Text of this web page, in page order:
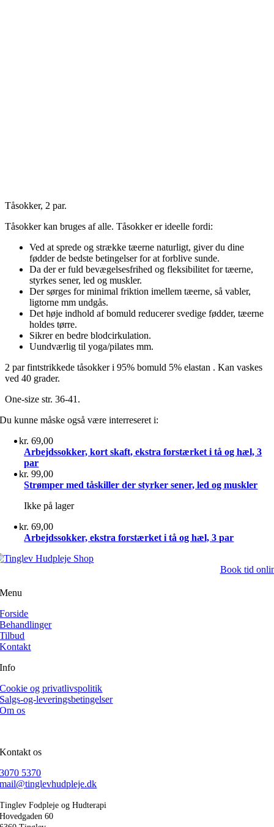
Tåsokker, 2 par.
Tåsokker kan bruges af alle. Tåsokker er ideelle fordi:
Ved at sprede og strække tæerne naturligt, giver du dine
fødder de bedste betingelser for at forblive sunde.
Da der er fuld bevægelsesfrihed og fleksibilitet for tæerne,
styrkes sener, led og muskler.
Der sørges for minimal friktion imellem tæerne, så vabler,
ligtorne mm undgås.
Det høje indhold af bomuld reducerer svedige fødder, tæerne
holdes tørre.
Sikrer en bedre blodcirkulation.
Uundværlig til yoga/pilates mm.
2 par fintstrikkede tåsokker i 95% bomuld 5% elastan . Kan vaskes
ved 40 grader.
One-size str. 36-41.
Du kunne måske også være interreseret i:
kr. 69,00
Arbejdssokker, kort skaft, ekstra forstærket i tå og hæl, 3
par
kr. 99,00
Strømper med tåskiller der styrker sener, led og muskler
Ikke på lager
kr. 69,00
Arbejdssokker, ekstra forstærket i tå og hæl, 3 par
Book tid
Menu
Forside
Behandlinger
Tilbud
Kontakt
Info
Cookie og privatlivspolitik
Salgs-og-leveringsbetingelser
Om os
Kontakt os
3070 5370
mail@tinglevhudpleje.dk
Tinglev Fodpleje og Hudterapi
Hovedgaden 60